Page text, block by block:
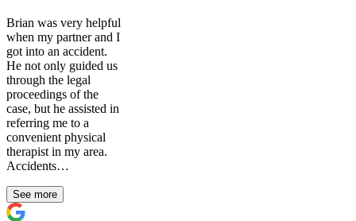
Brian was very helpful
when my partner and I
got into an accident.
He not only guided us
through the legal
proceedings of the
case, but he assisted in
referring me to a
convenient physical
therapist in my area.
Accidents…
See more